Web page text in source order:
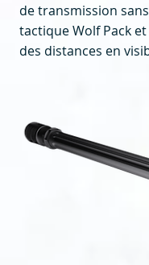
de transmission
tactique Wolf Pack
des distances en